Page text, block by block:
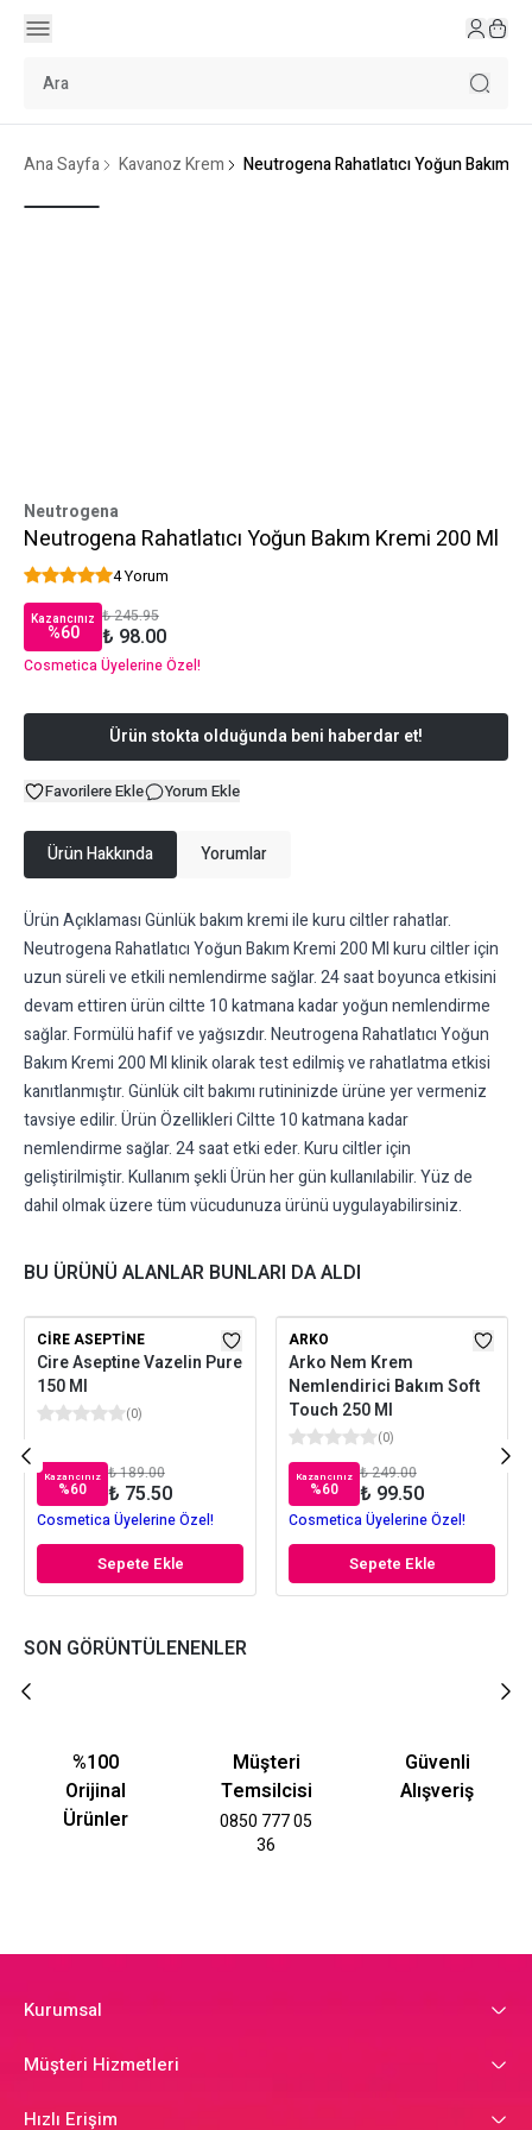
Ana Sayfa Kavanoz Krem Neutrogena Rahatlatıcı Yoğun Bakım
Neutrogena
Neutrogena Rahatlatıcı Yoğun Bakım Kremi 200 Ml
4 Yorum
Kazancınız
%60
₺ 245.95
₺ 98.00
Cosmetica Üyelerine Özel!
Ürün stokta olduğunda beni haberdar et!
Favorilere Ekle Yorum Ekle
Ürün Hakkında Yorumlar
Ürün Açıklaması Günlük bakım kremi ile kuru ciltler rahatlar.
Neutrogena Rahatlatıcı Yoğun Bakım Kremi 200 Ml kuru ciltler için
uzun süreli ve etkili nemlendirme sağlar. 24 saat boyunca etkisini
devam ettiren ürün ciltte 10 katmana kadar yoğun nemlendirme
sağlar. Formülü hafif ve yağsızdır. Neutrogena Rahatlatıcı Yoğun
Bakım Kremi 200 Ml klinik olarak test edilmiş ve rahatlatma etkisi
kanıtlanmıştır. Günlük cilt bakımı rutininizde ürüne yer vermeniz
tavsiye edilir. Ürün Özellikleri Ciltte 10 katmana kadar
nemlendirme sağlar. 24 saat etki eder. Kuru ciltler için
geliştirilmiştir. Kullanım şekli Ürün her gün kullanılabilir. Yüz de
dahil olmak üzere tüm vücudunuza ürünü uygulayabilirsiniz.
BU ÜRÜNÜ ALANLAR BUNLARI DA ALDI
CIRE ASEPTINE
Cire Aseptine Vazelin Pure
150 Ml
(0)
Kazancınız
%60
₺ 189.00
₺ 75.50
Cosmetica Üyelerine Özel!
Sepete Ekle
ARKO
Arko Nem Krem
Nemlendirici Bakım Soft
Touch 250 Ml
(0)
Kazancınız
%60
₺ 249.00
₺ 99.50
Cosmetica Üyelerine Özel!
Sepete Ekle
SON GÖRÜNTÜLENENLER
%100
Orijinal
Ürünler
Müşteri
Temsilcisi
0850 777 05
36
Güvenli
Alışveriş
Kurumsal
Müşteri Hizmetleri
Hızlı Erişim